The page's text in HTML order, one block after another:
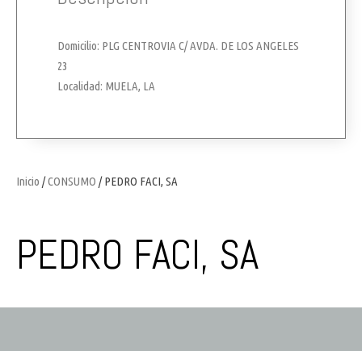
Inicio /CONSUMO / PEDRO FACI, SA
PEDRO FACI, SA
Domicilio: PLG CENTROVIA C/ AVDA. DE LOS ANGELES
23
Localidad: MUELA, LA